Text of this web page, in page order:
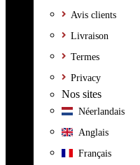
Avis clients
Livraison
Termes
Privacy
Nos sites
Néerlandais
Anglais
Français